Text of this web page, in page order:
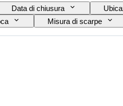
Data di chiusura
Misura di scarpe